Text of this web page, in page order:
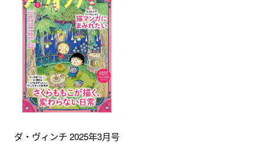
ダ・ヴィンチ 2025年3月号